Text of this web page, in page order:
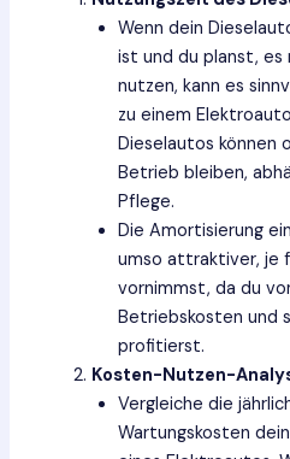
Wenn dein
ist und du planst, es
nutzen, kann es
zu einem
Dieselautos können
Betrieb bleiben,
Pflege.
Die Amortisierung
umso attraktiver, je
vornimmst, da du
Betriebskosten und
profitierst.
Kosten-Nutzen-
Vergleiche die
Wartungskosten